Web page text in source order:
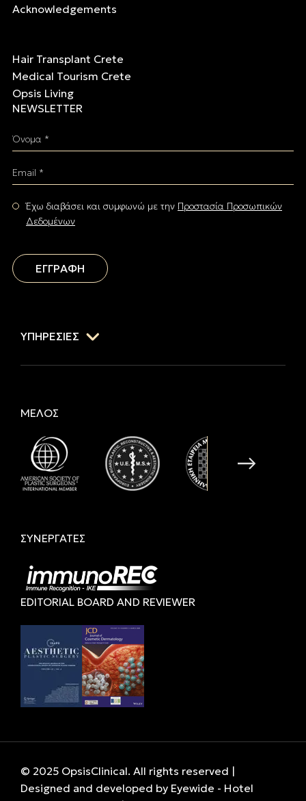
Acknowledgements
Hair Transplant Crete
Medical Tourism Crete
Opsis Living
NEWSLETTER
Όνομα *
Email *
Έχω διαβάσει και συμφωνώ με την Προστασία Προσωπικών
Δεδομένων
ΕΓΓΡΑΦΗ
ΥΠΗΡΕΣΙΕΣ
ΜΕΛΟΣ
ΣΥΝΕΡΓΑΤΕΣ
EDITORIAL BOARD AND REVIEWER
© 2025 OpsisClinical. All rights reserved |
Designed and developed by Eyewide - Hotel